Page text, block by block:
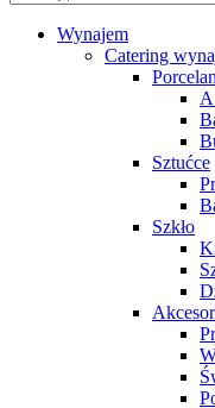
Wynajem
Catering
A
Sztućce
Szkło